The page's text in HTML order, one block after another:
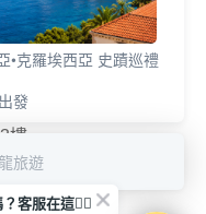
樓
•克羅埃西亞 史蹟巡禮
發
旅遊
客服在這🙋‍♀️